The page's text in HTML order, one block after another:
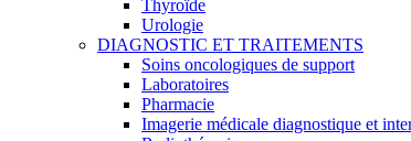
Thyroïde
Urologie
DIAGNOSTIC ET TRAITEMENTS
Soins oncologiques de support
Laboratoires
Pharmacie
Imagerie médicale diagnostique et